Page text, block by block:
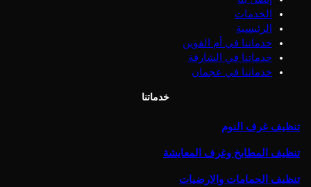
الخدمات
الرئيسية
خدماتنا في أم القوين
خدماتنا في الشارقة
خدماتنا في عجمان
خدماتنا
تنظيف غرف النوم
تنظيف المطابخ وغرف المعايشة
تنظيف الحمامات والارضيات